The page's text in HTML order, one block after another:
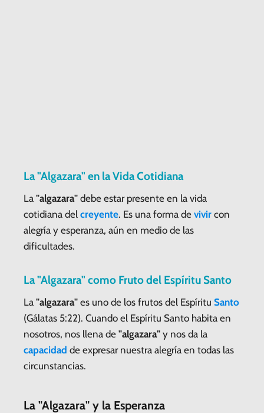
La "Algazara" en la Vida Cotidiana
La "algazara" debe estar presente en la vida
cotidiana del creyente. Es una forma de vivir con
alegría y esperanza, aún en medio de las
dificultades.
La "Algazara" como Fruto del Espíritu Santo
La "algazara" es uno de los frutos del Espíritu Santo
(Gálatas 5:22). Cuando el Espíritu Santo habita en
nosotros, nos llena de "algazara" y nos da la
capacidad de expresar nuestra alegría en todas las
circunstancias.
La "Algazara" y la Esperanza